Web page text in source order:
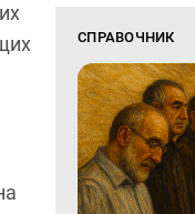
СПРАВОЧНИК